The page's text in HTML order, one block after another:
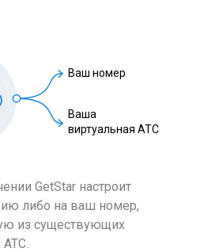
GetStar настроит
либо на ваш номер,
из существующих
Ваш номер
Ваша
виртуальная АТС